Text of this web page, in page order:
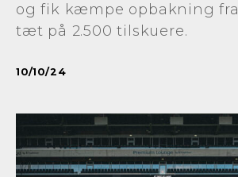
og fik kæmpe opbakning fra
tæt på 2.500 tilskuere.
10/10/24